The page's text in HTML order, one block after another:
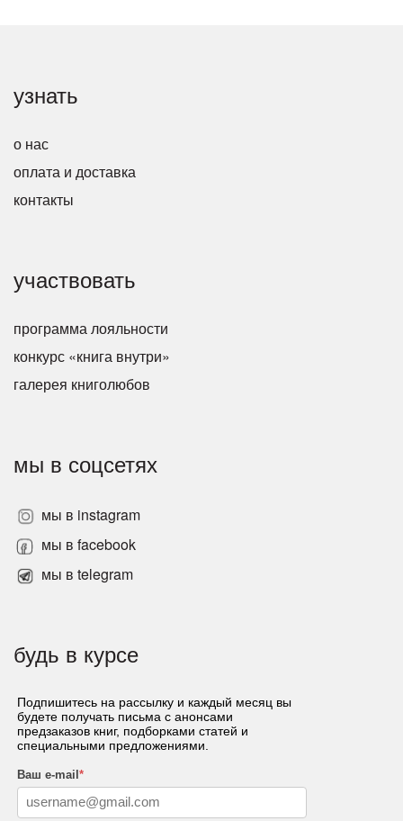
узнать
о нас
оплата и доставка
контакты
участвовать
программа лояльности
конкурс «книга внутри»
галерея книголюбов
мы в соцсетях
мы в instagram
мы в facebook
мы в telegram
будь в курсе
Подпишитесь на рассылку и каждый месяц вы
будете получать письма с анонсами
предзаказов книг, подборками статей и
специальными предложениями.
Ваш e-mail*